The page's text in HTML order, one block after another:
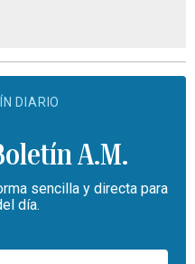
DIARIO
A.M.
sencilla y directa para
día.